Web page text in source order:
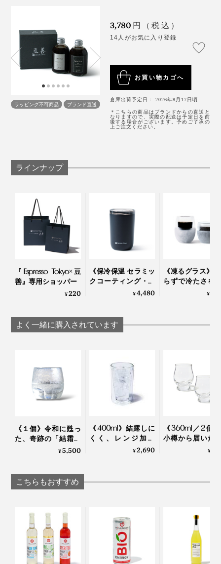
仕事をしながら楽しむなら、蓋つきで結露しない「
セラ
コートタンブラー」がおすすめ。保冷保温効果があり、
セラミックコーティングでコーヒーの味を変えません。
それぞれガラスのボトルで250ml入り。シックなギフト
BOXに入っていて、贈り物にもぴったりです。
ラッピング不可商品 ブランド直送
3,780 円（税込）
14人がお気に入り登録
お買い物カゴへ
倉庫出荷予定日： 2026年8月17日頃
＊こちらの商品はブランドからの直送と
なりますので、実際の配送は予定日を前
後する場合がございます。予めご了承の
上ご注文ください。
ラインナップ
『Espresso Tokyo×豆
善』専用ショッパー
¥220
《保冷保温 セラミッ
クコーティング・タ
ンブラー》 真空二重
ート タンブラー」｜
Espresso Tokyo×豆善
¥4,480
《凍るグラス》
らずで冷たさを
プする「アイス
¥
よく一緒に購入されています
《１個》令和に甦っ
た、奇跡の「結霜グ
ラス」｜結霜月華
¥5,500
《400ml》結露しに
くく、レンジ加熱
OK、見る角度で表情
¥2,690
《360ml／2個
小樽から届いた
取らず、深く味
¥
こちらもおすすめ